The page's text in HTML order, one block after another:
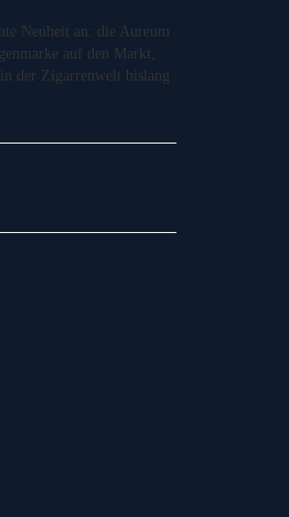
Neuheit an: die Aureum
auf den Markt,
der Zigarrenwelt bislang